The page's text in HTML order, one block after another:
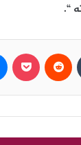
“.